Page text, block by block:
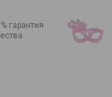
гарантия